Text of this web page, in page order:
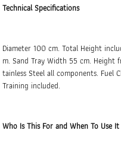
Technical Specifications
Diameter 100 cm. Total Height
m. Sand Tray Width 55 cm.
tainless Steel all components. Fuel
Training included.
Who Is This For and When To Use It